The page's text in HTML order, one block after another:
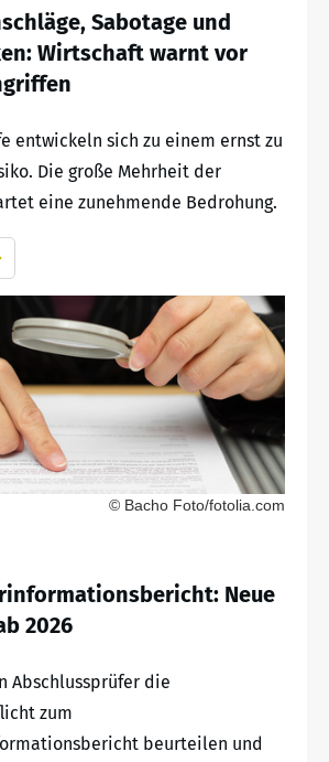
Sabotage und
Wirtschaft warnt vor
entwickeln sich zu einem ernst zu
Die große Mehrheit der
eine zunehmende Bedrohung.
© Bacho Foto/fotolia.com
Neue
2026
Abschlussprüfer die
zum
beurteilen und